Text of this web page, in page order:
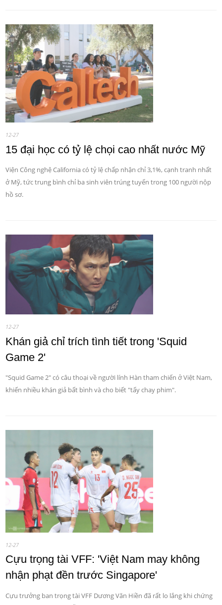
12-27
15 đại học có tỷ lệ chọi cao nhất nước Mỹ
Viện Công nghệ California có tỷ lệ chấp nhận chỉ 3,1%, cạnh tranh nhất
ở Mỹ, tức trung bình chỉ ba sinh viên trúng tuyển trong 100 người nộp
hồ sơ.
12-27
Khán giả chỉ trích tình tiết trong 'Squid
Game 2'
"Squid Game 2" có câu thoại về người lính Hàn tham chiến ở Việt Nam,
khiến nhiều khán giả bất bình và cho biết "tẩy chay phim".
12-27
Cựu trọng tài VFF: 'Việt Nam may không
nhận phạt đền trước Singapore'
Cựu trưởng ban trọng tài VFF Dương Văn Hiền đã rất lo lắng khi chứng